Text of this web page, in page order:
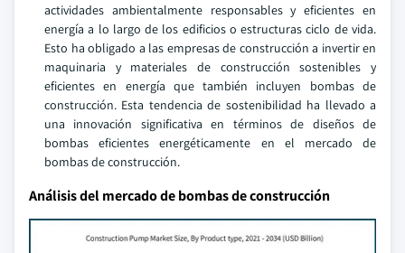
actividades ambientalmente responsables y eficientes en
energía a lo largo de los edificios o estructuras ciclo de vida.
Esto ha obligado a las empresas de construcción a invertir en
maquinaria y materiales de construcción sostenibles y
eficientes en energía que también incluyen bombas de
construcción. Esta tendencia de sostenibilidad ha llevado a
una innovación significativa en términos de diseños de
bombas eficientes energéticamente en el mercado de
bombas de construcción.
Análisis del mercado de bombas de construcción